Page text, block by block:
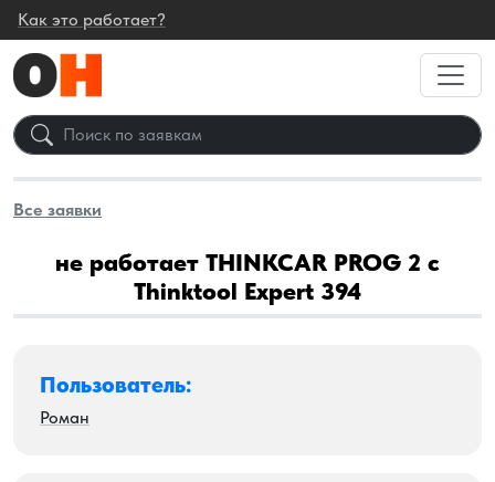
Как это работает?
Все заявки
не работает THINKCAR PROG 2 с
Thinktool Expert 394
Пользователь:
Роман